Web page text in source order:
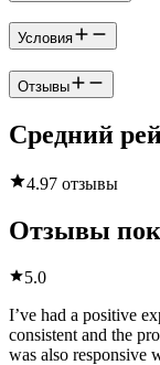
Условия
Отзывы
Средний
4.97 отзывы
Отзывы
5.0
I’ve had a positive
consistent and the
was also responsive